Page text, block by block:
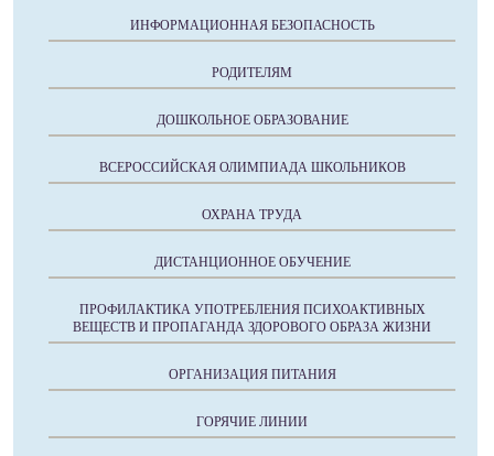
ИНФОРМАЦИОННАЯ БЕЗОПАСНОСТЬ
РОДИТЕЛЯМ
ДОШКОЛЬНОЕ ОБРАЗОВАНИЕ
ВСЕРОССИЙСКАЯ ОЛИМПИАДА ШКОЛЬНИКОВ
ОХРАНА ТРУДА
ДИСТАНЦИОННОЕ ОБУЧЕНИЕ
ПРОФИЛАКТИКА УПОТРЕБЛЕНИЯ ПСИХОАКТИВНЫХ
ВЕЩЕСТВ И ПРОПАГАНДА ЗДОРОВОГО ОБРАЗА ЖИЗНИ
ОРГАНИЗАЦИЯ ПИТАНИЯ
ГОРЯЧИЕ ЛИНИИ